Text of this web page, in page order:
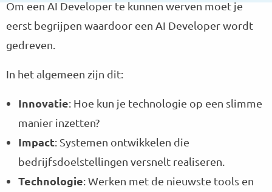
Om een AI Developer te kunnen werven moet je
eerst begrijpen waardoor een AI Developer wordt
gedreven.
In het algemeen zijn dit:
Innovatie: Hoe kun je technologie op een slimme
manier inzetten?
Impact: Systemen ontwikkelen die
bedrijfsdoelstellingen versnelt realiseren.
Technologie: Werken met de nieuwste tools en